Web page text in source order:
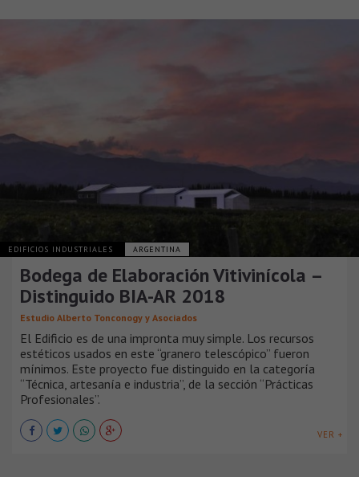
EDIFICIOS INDUSTRIALES ARGENTINA
Bodega de Elaboración Vitivinícola –
Distinguido BIA-AR 2018
Estudio Alberto Tonconogy y Asociados
El Edificio es de una impronta muy simple. Los recursos
estéticos usados en este “granero telescópico” fueron
mínimos. Este proyecto fue distinguido en la categoría
“Técnica, artesanía e industria”, de la sección “Prácticas
Profesionales”.
VER +